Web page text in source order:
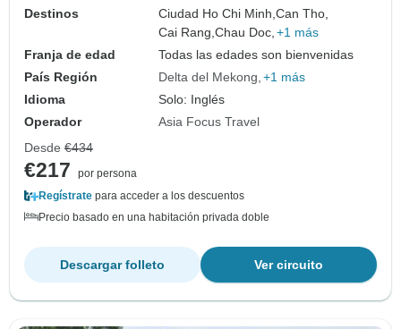
Destinos
Ciudad Ho Chi Minh,Can Tho,
Cai Rang,Chau Doc, +1 más
Franja de edad
Todas las edades son bienvenidas
País Región
Delta del Mekong +1 más
Idioma
Solo: Inglés
Operador
Asia Focus Travel
Desde €434
€217
por persona
Regístrate para acceder a los descuentos
Precio basado en una habitación privada doble
Ver circuito
Descargar folleto